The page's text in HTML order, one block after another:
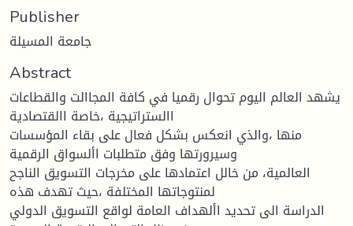
Publisher
جامعة المسيلة
Abstract
يشهد العالم اليوم تحوال رقميا في كافة المجاالت والقطاعات
االستراتيجية ،خاصة االقتصادية
منها ،والذي انعكس بشكل فعال على بقاء المؤسسات
وسيرورتها وفق متطلبات األسواق الرقمية
العالمية، من خالل اعتمادها على مخرجات التسويق الناجح
لمنتوجاتها المختلفة ،حيث تهدف هذه
الدراسة الى تحديد األهداف العامة لواقع التسويق الدولي